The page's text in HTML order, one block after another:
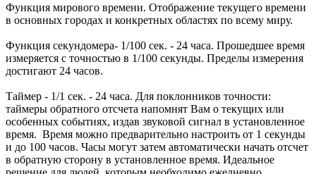
Функция мирового времени. Отображение текущего времени
в основных городах и конкретных областях по всему миру.
Функция секундомера- 1/100 сек. - 24 часа. Прошедшее время
измеряется с точностью в 1/100 секунды. Пределы измерения
достигают 24 часов.
Таймер - 1/1 сек. - 24 часа. Для поклонников точности:
таймеры обратного отсчета напомнят Вам о текущих или
особенных событиях, издав звуковой сигнал в установленное
время. Время можно предварительно настроить от 1 секунды
и до 100 часов. Часы могут затем автоматически начать отсчет
в обратную сторону в установленное время. Идеальное